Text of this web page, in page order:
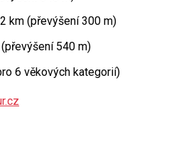
km (převýšení 300 m)
540 m)
6 věkových kategorií)